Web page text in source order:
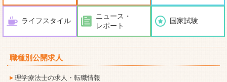
ライフスタイル
ニュース・
レポート
国家試験
職種別公開求人
理学療法士の求人・転職情報